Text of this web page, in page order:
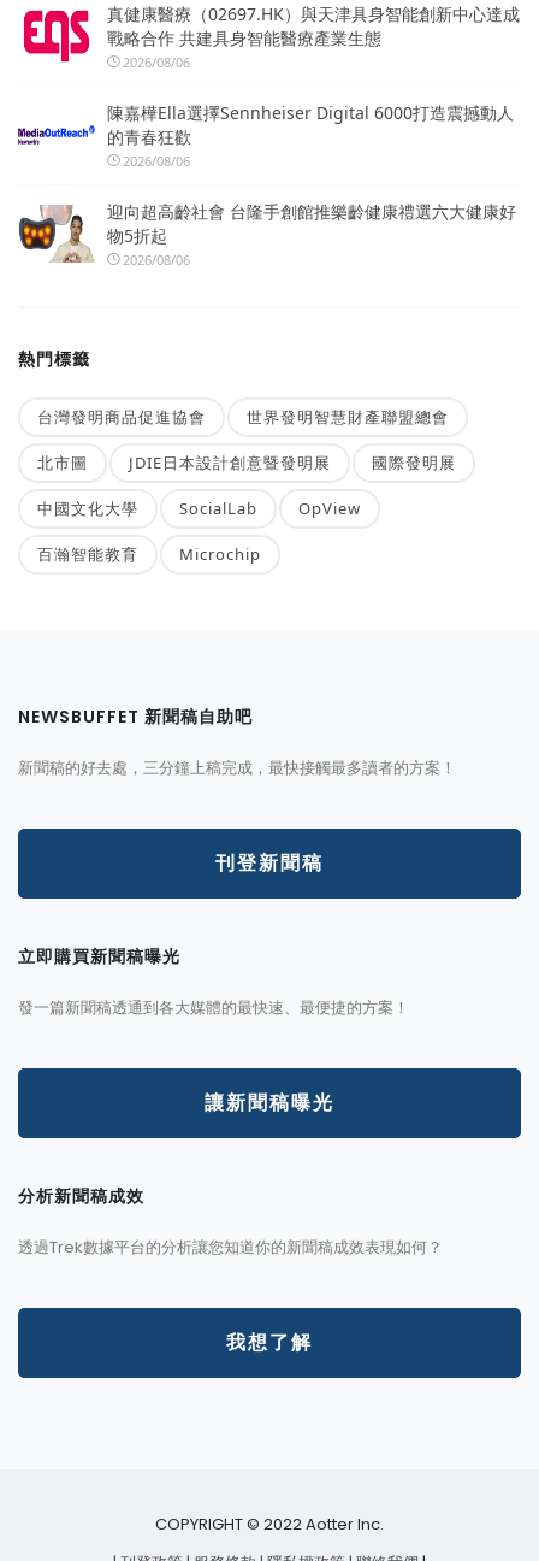
真健康醫療（02697.HK）與天津具身智能創新中心達成
戰略合作 共建具身智能醫療產業生態
2026/08/06
陳嘉樺Ella選擇Sennheiser Digital 6000打造震撼動人
的青春狂歡
2026/08/06
迎向超高齡社會 台隆手創館推樂齡健康禮選六大健康好
物5折起
2026/08/06
熱門標籤
台灣發明商品促進協會 世界發明智慧財產聯盟總會
北市圖 JDIE日本設計創意暨發明展 國際發明展
中國文化大學 SocialLab OpView
百瀚智能教育 Microchip
NEWSBUFFET 新聞稿自助吧
新聞稿的好去處，三分鐘上稿完成，最快接觸最多讀者的方案！
刊登新聞稿
立即購買新聞稿曝光
發一篇新聞稿透通到各大媒體的最快速、最便捷的方案！
讓新聞稿曝光
分析新聞稿成效
透過Trek數據平台的分析讓您知道你的新聞稿成效表現如何？
我想了解
COPYRIGHT © 2022 Aotter Inc.